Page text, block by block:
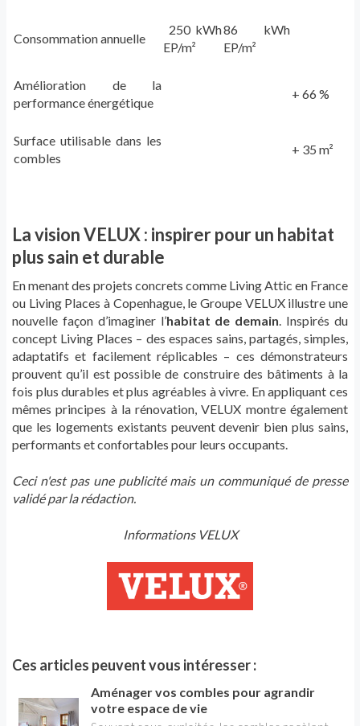
Consommation annuelle
250 kWh
EP/m²
86 kWh
EP/m²
Amélioration de la
performance énergétique
+ 66 %
Surface utilisable dans les
combles
+ 35 m²
La visionVELUX: inspirer pour un habitat
plus sain et durable
En menant des projets concrets comme LivingAttic en France
ou Living Places à Copenhague, le Groupe VELUX illustre une
nouvelle façon d’imaginer l’habitat de demain. Inspirés du
concept Living Places – des espaces sains, partagés, simples,
adaptatifs et facilement réplicables – ces démonstrateurs
prouvent qu’il est possible de construire des bâtiments à la
fois plus durables et plus agréables à vivre. En appliquant ces
mêmes principes à la rénovation, VELUX montre également
que les logements existants peuvent devenir bien plus sains,
performants et confortables pour leurs occupants.
Ceci n'est pas une publicité mais un communiqué de presse
validé par la rédaction.
Informations VELUX
Ces articles peuvent vous intéresser :
Aménager vos combles pour agrandir
votre espace de vie